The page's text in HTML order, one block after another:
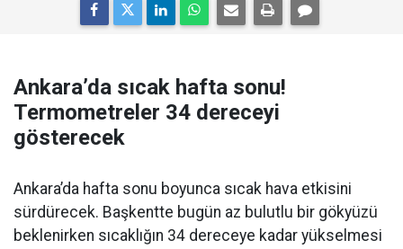
Ankara’da sıcak hafta sonu!
Termometreler 34 dereceyi
gösterecek
Ankara’da hafta sonu boyunca sıcak hava etkisini
sürdürecek. Başkentte bugün az bulutlu bir gökyüzü
beklenirken sıcaklığın 34 dereceye kadar yükselmesi